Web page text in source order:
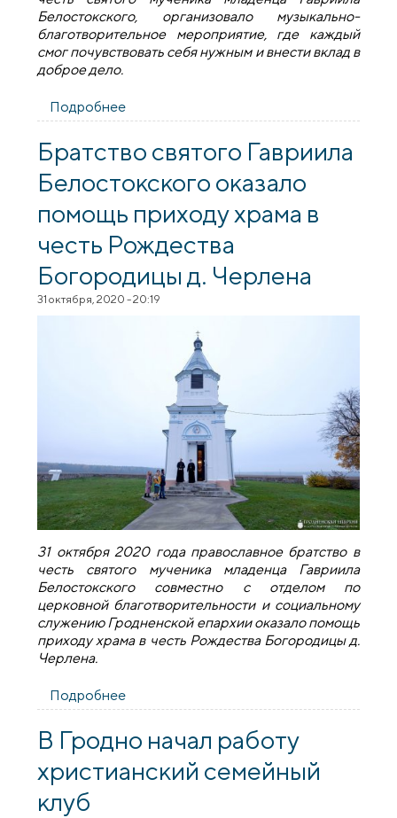
Белостокского, организовало музыкально-
благотворительное мероприятие, где каждый
смог почувствовать себя нужным и внести вклад в
доброе дело.
Подробнее
инициатив «Васильки» прошло
музыкально-благотворительное
мероприятие
Братство святого Гавриила
Белостокского оказало
помощь приходу храма в
честь Рождества
Богородицы д. Черлена
31 октября, 2020 - 20:19
31 октября 2020 года православное братство в
честь святого мученика младенца Гавриила
Белостокского совместно с отделом по
церковной благотворительности и социальному
служению Гродненской епархии оказало помощь
приходу храма в честь Рождества Богородицы д.
Черлена.
Подробнее
Белостокского оказало помощь приходу
храма в честь Рождества Богородицы д.
Черлена
В Гродно начал работу
христианский семейный
клуб